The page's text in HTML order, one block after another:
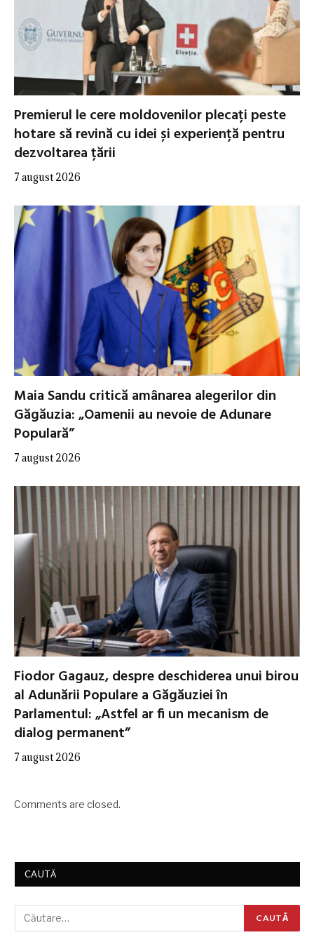
Premierul le cere moldovenilor plecați peste
hotare să revină cu idei și experiență pentru
dezvoltarea țării
7 august 2026
Maia Sandu critică amânarea alegerilor din
Găgăuzia: „Oamenii au nevoie de Adunare
Populară”
7 august 2026
Fiodor Gagauz, despre deschiderea unui birou
al Adunării Populare a Găgăuziei în
Parlamentul: „Astfel ar fi un mecanism de
dialog permanent”
7 august 2026
Comments are closed.
CAUTĂ